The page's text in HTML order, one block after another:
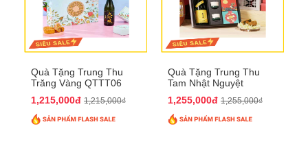
Quà Tặng Trung Thu
Trăng Vàng QTTT06
1,215,000đ 1,215,000₫
Quà Tặng Trung Thu
Tam Nhật Nguyệt
1,255,000đ 1,255,000₫